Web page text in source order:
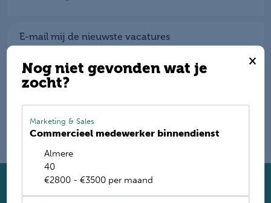
×
Nog niet gevonden wat je
zocht?
Marketing & Sales
Commercieel medewerker binnendienst
Almere
40
€2800 - €3500 per maand
E-mail mij de nieuwste vacatures
Name
Solliciteer direct